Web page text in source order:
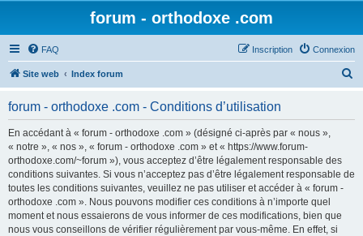
forum - orthodoxe .com
FAQ Connexion
Inscription
Site web Index forum
forum - orthodoxe .com - Conditions d’utilisation
En accédant à « forum - orthodoxe .com » (désigné ci-après par « nous »,
« notre », « nos », « forum - orthodoxe .com » et « https://www.forum-
orthodoxe.com/~forum »), vous acceptez d’être légalement responsable des
conditions suivantes. Si vous n’acceptez pas d’être légalement responsable de
toutes les conditions suivantes, veuillez ne pas utiliser et accéder à « forum -
orthodoxe .com ». Nous pouvons modifier ces conditions à n’importe quel
moment et nous essaierons de vous informer de ces modifications, bien que
nous vous conseillons de vérifier régulièrement par vous-même. En effet, si